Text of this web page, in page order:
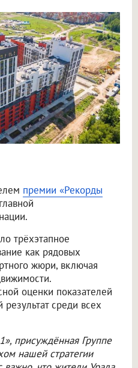
премии «Рекорды
трёхэтапное
как рядовых
жюри, включая
оценки показателей
среди всех
присуждённая Группе
нашей стратегии